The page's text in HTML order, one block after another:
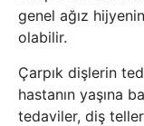
genel ağız
olabilir.
Çarpık dişlerin
hastanın yaşına
tedaviler, diş